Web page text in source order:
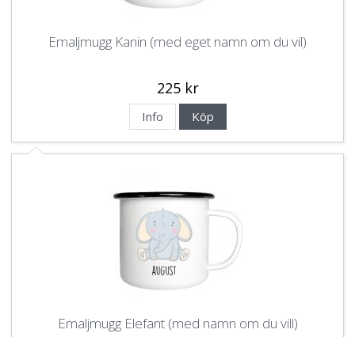
Emaljmugg Kanin (med eget namn om du vil)
225 kr
Info Köp
Emaljmugg Elefant (med namn om du vill)